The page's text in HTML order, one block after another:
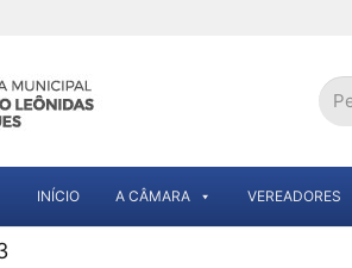
INÍCIO A CÂMARA VEREADORES